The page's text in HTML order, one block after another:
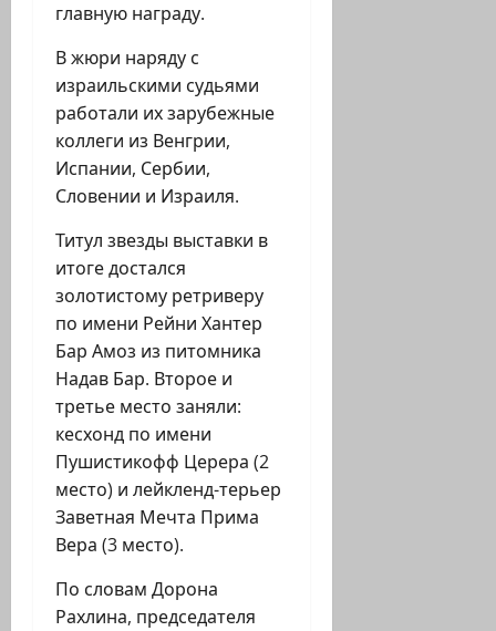
главную награду.
В жюри наряду с
израильскими судьями
работали их зарубежные
коллеги из Венгрии,
Испании, Сербии,
Словении и Израиля.
Титул звезды выставки в
итоге достался
золотистому ретриверу
по имени Рейни Хантер
Бар Амоз из питомника
Надав Бар. Второе и
третье место заняли:
кесхонд по имени
Пушистикофф Церера (2
место) и лейкленд-терьер
Заветная Мечта Прима
Вера (3 место).
По словам Дорона
Рахлина, председателя